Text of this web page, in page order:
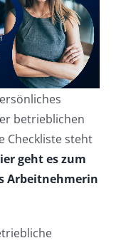
betrieblichen
Checkliste steht
geht es zum
Arbeitnehmerin